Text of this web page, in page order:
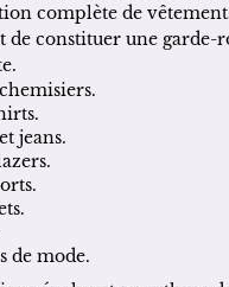
complète de
de constituer une garde-
jeans.
de mode.